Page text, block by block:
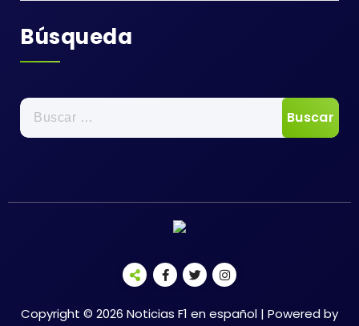
Búsqueda
Buscar:
Copyright © 2026 Noticias F1 en español | Powered by